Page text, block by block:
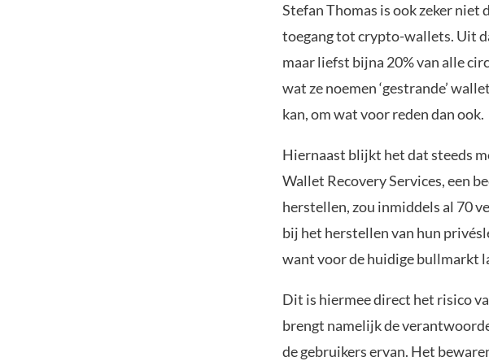
Stefan Thomas is ook zeker niet
toegang tot crypto-wallets. Uit
maar liefst bijna 20% van alle
wat ze noemen ‘gestrande’
kan, om wat voor reden dan ook.
Hiernaast blijkt het dat steeds
Wallet Recovery Services, een
herstellen, zou inmiddels al 70
bij het herstellen van hun
want voor de huidige bullmarkt
Dit is hiermee direct het risico
brengt namelijk de
de gebruikers ervan. Het